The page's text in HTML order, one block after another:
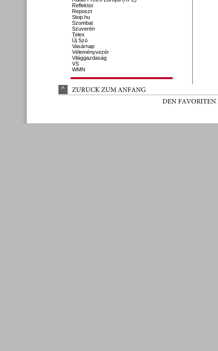
Reflektor
Reposzt
Stop.hu
Szombat
Szuverén
Telex
Új Szó
Vasárnap
Véleményvezér
Világgazdaság
VS
WMN
^ ZURÜCK ZUM ANFANG
DEN FAVORITEN